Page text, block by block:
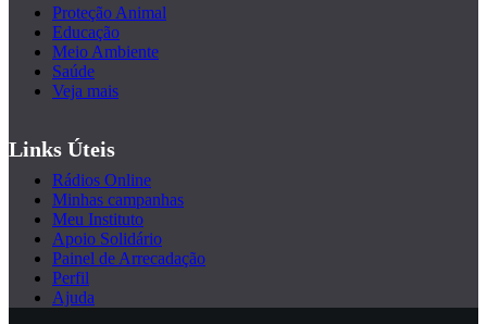
Proteção Animal
Educação
Meio Ambiente
Saúde
Veja mais
Links Úteis
Rádios Online
Minhas campanhas
Meu Instituto
Apoio Solidário
Painel de Arrecadação
Perfil
Ajuda